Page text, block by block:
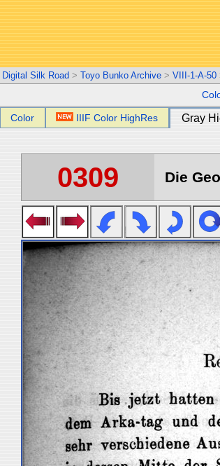
Digital Silk Road > Toyo Bunko Archive > VIII-1-A-50
Color IIIF Color HighRes Gray
0309 Die